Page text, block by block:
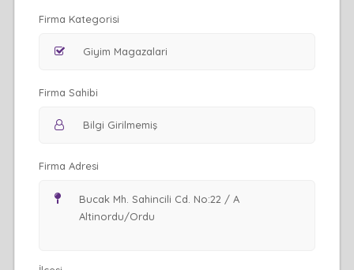
Firma Kategorisi
Firma Sahibi
Firma Adresi